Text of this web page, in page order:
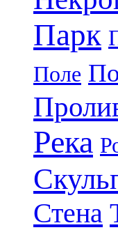
Парк
Поле
Река
Стена